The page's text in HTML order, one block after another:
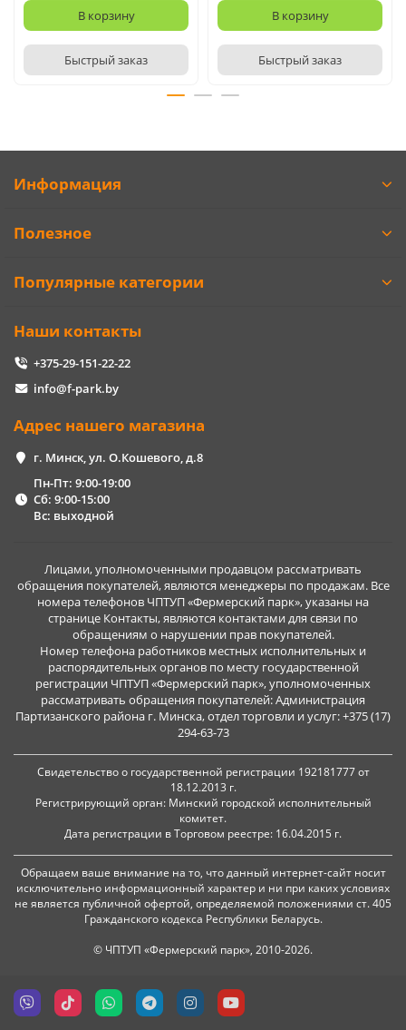
В корзину
Быстрый заказ
В корзину
Быстрый заказ
Информация
Полезное
Популярные категории
Наши контакты
+375-29-151-22-22
info@f-park.by
Адрес нашего магазина
г. Минск, ул. О.Кошевого, д.8
Пн-Пт: 9:00-19:00
Сб: 9:00-15:00
Вс: выходной
Лицами, уполномоченными продавцом рассматривать
обращения покупателей, являются менеджеры по продажам. Все
номера телефонов ЧПТУП «Фермерский парк», указаны на
странице Контакты, являются контактами для связи по
обращениям о нарушении прав покупателей.
Номер телефона работников местных исполнительных и
распорядительных органов по месту государственной
регистрации ЧПТУП «Фермерский парк», уполномоченных
рассматривать обращения покупателей: Администрация
Партизанского района г. Минска, отдел торговли и услуг: +375 (17)
294-63-73
Свидетельство о государственной регистрации 192181777 от
18.12.2013 г.
Регистрирующий орган: Минский городской исполнительный
комитет.
Дата регистрации в Торговом реестре: 16.04.2015 г.
Обращаем ваше внимание на то, что данный интернет-сайт носит
исключительно информационный характер и ни при каких условиях
не является публичной офертой, определяемой положениями ст. 405
Гражданского кодекса Республики Беларусь.
© ЧПТУП «Фермерский парк», 2010-2026.